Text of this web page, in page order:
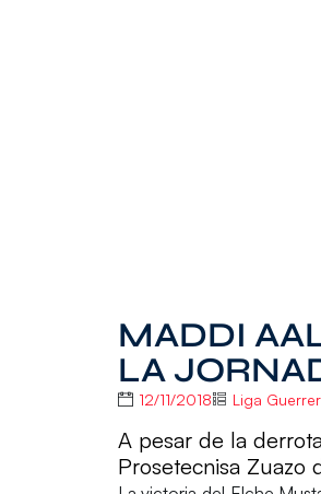
MADDI
LA
12/11/2018 Liga
A pesar de la
Prosetecnisa Zuazo